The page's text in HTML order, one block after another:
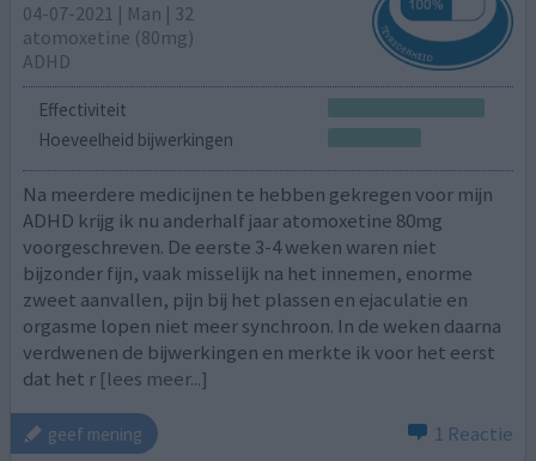
04-07-2021 | Man | 32
atomoxetine (80mg)
ADHD
Effectiviteit
Hoeveelheid bijwerkingen
Na meerdere medicijnen te hebben gekregen voor mijn
ADHD krijg ik nu anderhalf jaar atomoxetine 80mg
voorgeschreven. De eerste 3-4 weken waren niet
bijzonder fijn, vaak misselijk na het innemen, enorme
zweet aanvallen, pijn bij het plassen en ejaculatie en
orgasme lopen niet meer synchroon. In de weken daarna
verdwenen de bijwerkingen en merkte ik voor het eerst
dat het r [lees meer...]
geef mening 1 Reactie